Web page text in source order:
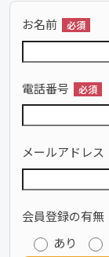
お名前 必須
電話番号 必須
メールアドレス
会員登録の有無
あり